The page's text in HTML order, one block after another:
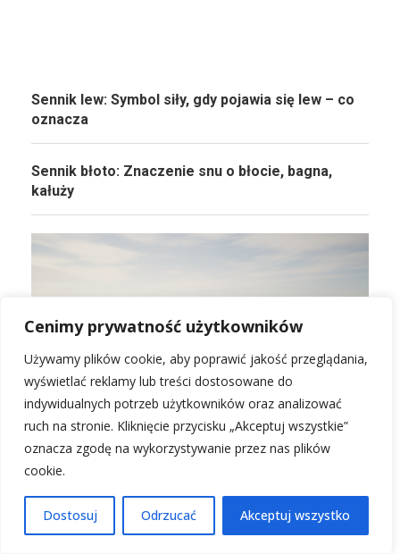
Cenimy prywatność użytkowników
Używamy plików cookie, aby poprawić jakość przeglądania,
wyświetlać reklamy lub treści dostosowane do
indywidualnych potrzeb użytkowników oraz analizować
ruch na stronie. Kliknięcie przycisku „Akceptuj wszystkie”
oznacza zgodę na wykorzystywanie przez nas plików
cookie.
Dostosuj Odrzucać Akceptuj wszystko
Sennik lew: Symbol siły, gdy pojawia się lew – co
oznacza
Sennik błoto: Znaczenie snu o błocie, bagna,
kałuży